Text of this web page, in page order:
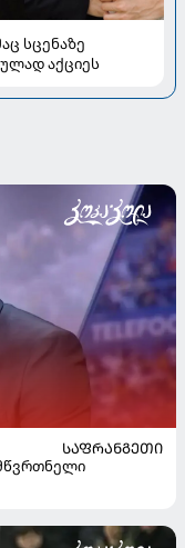
სცენაზე
აქციეს
ᲡᲐᲤᲠᲐᲜᲒᲔᲗᲘ